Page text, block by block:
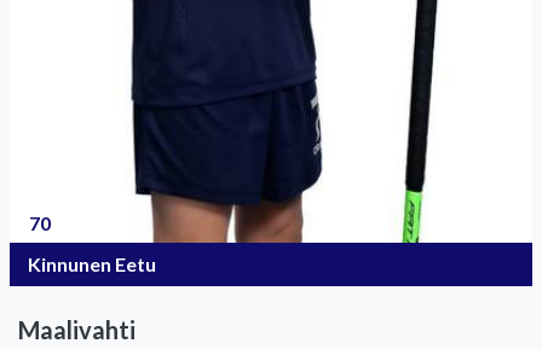
70
Kinnunen Eetu
Maalivahti